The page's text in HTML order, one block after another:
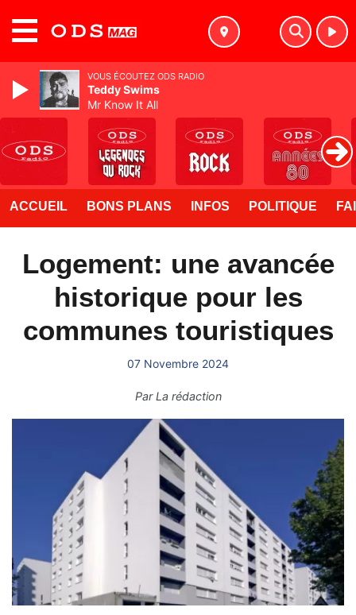
ACCUEIL BONS PLANS INFOS POLITIQUE
Logement: une avancée
historique pour les
communes touristiques
07 Novembre 2024
ParLa rédaction
VOUS ÉCOUTEZ ODS RADIO
Teddy Swims
Mr Know It All